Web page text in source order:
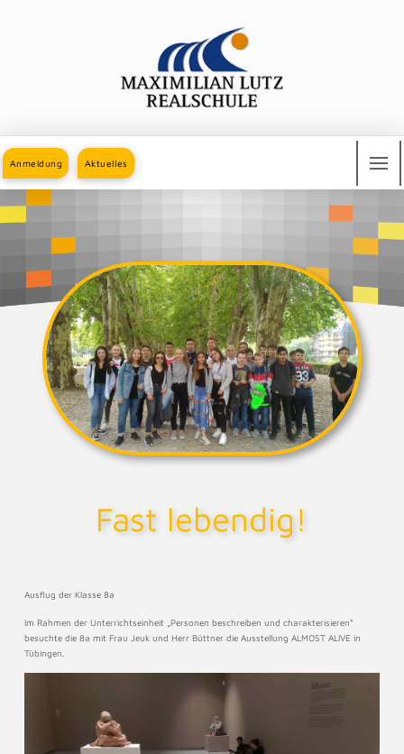
Anmeldung Aktuelles
Fast lebendig!
Ausflug der Klasse 8a
Im Rahmen der Unterrichtseinheit „Personen beschreiben und charakterisieren“
besuchte die 8a mit Frau Jeuk und Herr Büttner die Ausstellung ALMOST ALIVE in
Tübingen.